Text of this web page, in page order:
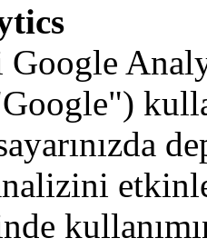
Google